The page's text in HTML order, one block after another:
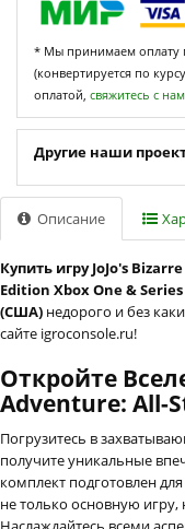
* Мы принимаем оплату
(конвертируется по
оплатой, свяжитесь с
Другие наши
Описание
Купить игру JoJo's
Edition Xbox One &
(США) недорого и без
сайте igroconsole.ru!
Откройте
Adventure: All-
Погрузитесь в
получите уникальные
комплект подготовлен
не только основную